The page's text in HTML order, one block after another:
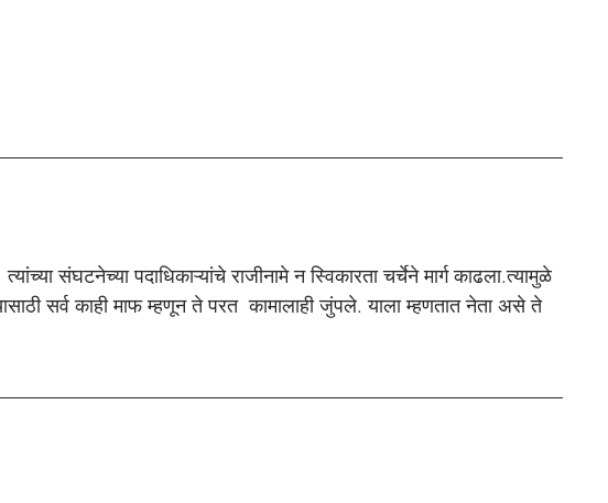
संघटनेच्या पदाधिकाऱ्यांचे राजीनामे न स्विकारता चर्चेने मार्ग काढला.त्यामुळे
सर्व काही माफ म्हणून ते परत  कामालाही जुंपले. याला म्हणतात नेता असे ते